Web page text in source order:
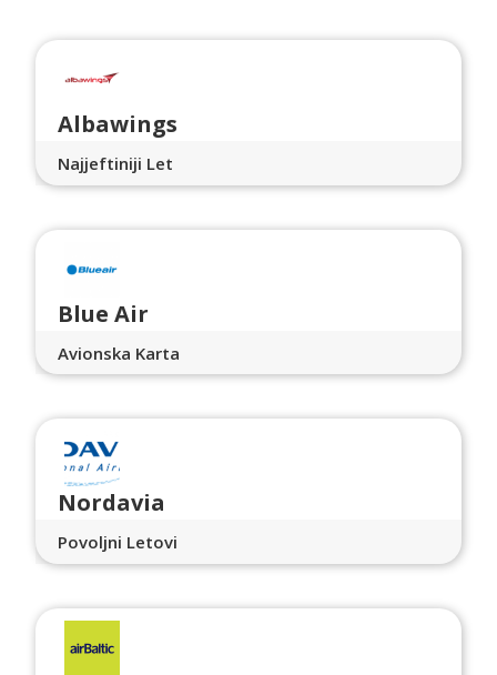
Albawings
Najjeftiniji Let
Blue Air
Avionska Karta
Nordavia
Povoljni Letovi